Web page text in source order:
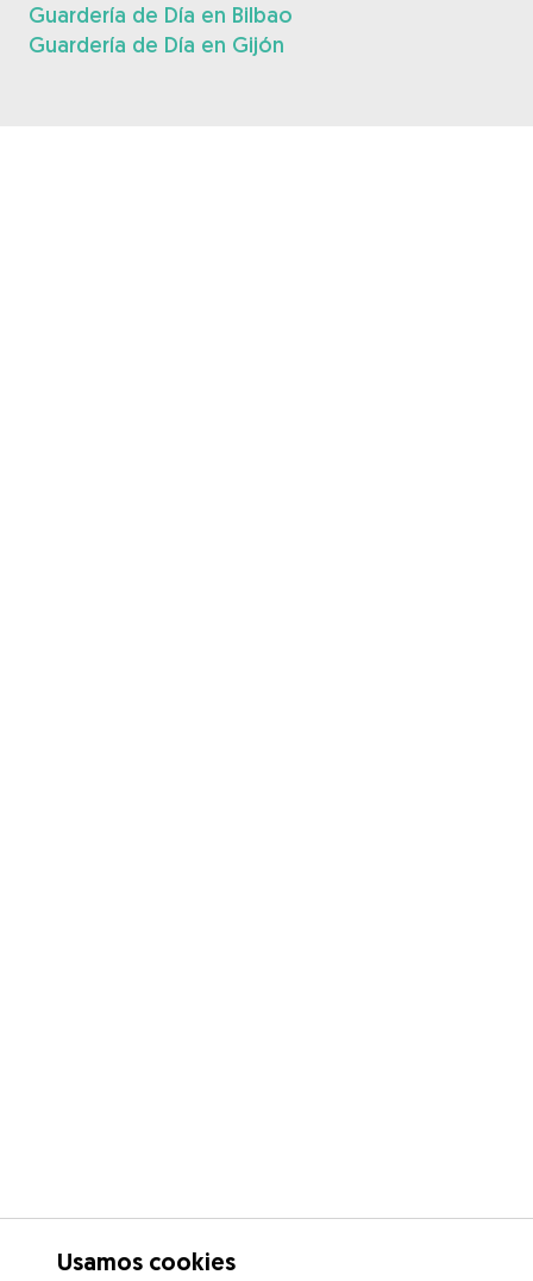
Usamos cookies
Guardería de Día en Bilbao
Guardería de Día en Gijón